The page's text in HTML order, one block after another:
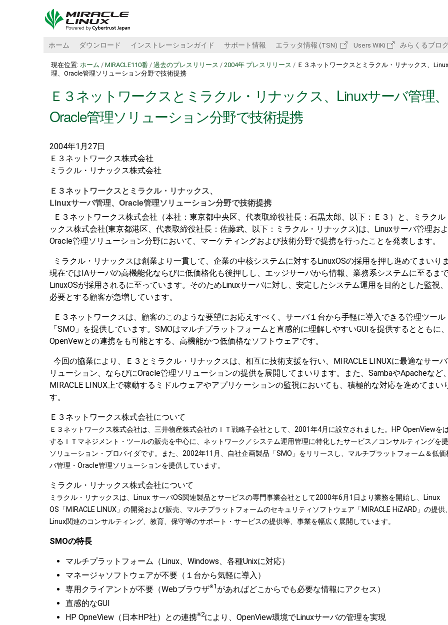
ホーム ダウンロード インストレーションガイド サポート情報 エラッタ情報 (TSN) Users WiKi みらくるブロ
現在位置: ホーム / MIRACLE110番 / 過去のプレスリリース / 2004年 プレスリリース / Ｅ３ネットワークスとミラクル・リナックス、
理、Oracle管理ソリューション分野で技術提携
Ｅ３ネットワークスとミラクル・リナックス、Linuxサーバ管理、
Oracle管理ソリューション分野で技術提携
2004年1月27日
Ｅ３ネットワークス株式会社
ミラクル・リナックス株式会社
Ｅ３ネットワークスとミラクル・リナックス、
Linuxサーバ管理、Oracle管理ソリューション分野で技術提携
Ｅ３ネットワークス株式会社（本社：東京都中央区、代表取締役社長：石黒太郎、以下：Ｅ３）と、ミラクル
ックス株式会社(東京都港区、代表取締役社長：佐藤武、以下：ミラクル・リナックス)は、Linuxサーバ管理お
Oracle管理ソリューション分野において、マーケティングおよび技術分野で提携を行ったことを発表します。
ミラクル・リナックスは創業より一貫して、企業の中核システムに対するLinuxOSの採用を押し進めてまいりま
現在ではIAサーバの高機能化ならびに低価格化も後押しし、エッジサーバから情報、業務系システムに至るま
LinuxOSが採用されるに至っています。そのためLinuxサーバに対し、安定したシステム運用を目的とした監視
必要とする顧客が急増しています。
Ｅ３ネットワークスは、顧客のこのような要望にお応えすべく、サーバ１台から手軽に導入できる管理ツール
「SMO」を提供しています。SMOはマルチプラットフォームと直感的に理解しやすいGUIを提供するとともに
OpenVewとの連携をも可能とする、高機能かつ低価格なソフトウェアです。
今回の協業により、Ｅ３とミラクル・リナックスは、相互に技術支援を行い、MIRACLE LINUXに最適なサー
リューション、ならびにOracle管理ソリューションの提供を展開してまいります。また、SambaやApacheなど、
MIRACLE LINUX上で稼動するミドルウェアやアプリケーションの監視においても、積極的な対応を進めてまい
す。
Ｅ３ネットワークス株式会社について
Ｅ３ネットワークス株式会社は、三井物産株式会社のＩＴ戦略子会社として、2001年4月に設立されました。HP OpenViewを
するＩＴマネジメント・ツールの販売を中心に、ネットワーク／システム運用管理に特化したサービス／コンサルティングを
ソリューション・プロバイダです。また、2002年11月、自社企画製品「SMO」をリリースし、マルチプラットフォーム＆低価
バ管理・Oracle管理ソリューションを提供しています。
ミラクル・リナックス株式会社について
ミラクル・リナックスは、Linux サーバOS関連製品とサービスの専門事業会社として2000年6月1日より業務を開始し、Linux
OS「MIRACLE LINUX」の開発および販売、マルチプラットフォームのセキュリティソフトウェア「MIRACLE HiZARD」の提供
Linux関連のコンサルティング、教育、保守等のサポート・サービスの提供等、事業を幅広く展開しています。
SMOの特長
マルチプラットフォーム（Linux、Windows、各種Unixに対応）
マネージャソフトウェアが不要（１台から気軽に導入）
専用クライアントが不要（Webブラウザ※1 があればどこからでも必要な情報にアクセス）
直感的なGUI
HP OpneView（日本HP社）との連携※2により、OpenView環境でLinuxサーバの管理を実現